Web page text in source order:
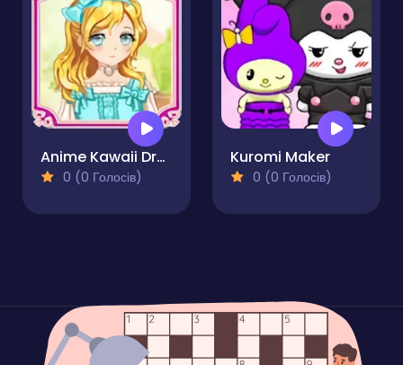
Anime Kawaii Dress Up - Dresses
0 (0 Голосів)
Kuromi Maker
0 (0 Голосів)